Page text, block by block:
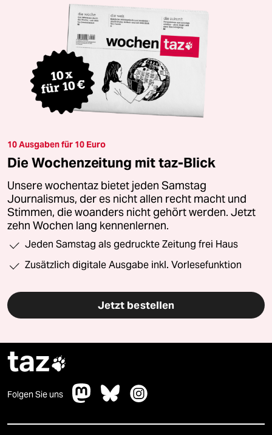
10 Ausgaben für 10 Euro
Die Wochenzeitung mit taz-Blick
Unsere wochentaz bietet jeden Samstag
Journalismus, der es nicht allen recht macht und
Stimmen, die woanders nicht gehört werden. Jetzt
zehn Wochen lang kennenlernen.
Jeden Samstag als gedruckte Zeitung frei Haus
Zusätzlich digitale Ausgabe inkl. Vorlesefunktion
Jetzt bestellen
taz
Folgen Sie uns